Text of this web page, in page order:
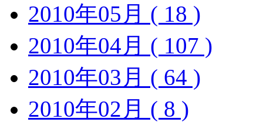
2010年05月 ( 18 )
2010年04月 ( 107 )
2010年03月 ( 64 )
2010年02月 ( 8 )